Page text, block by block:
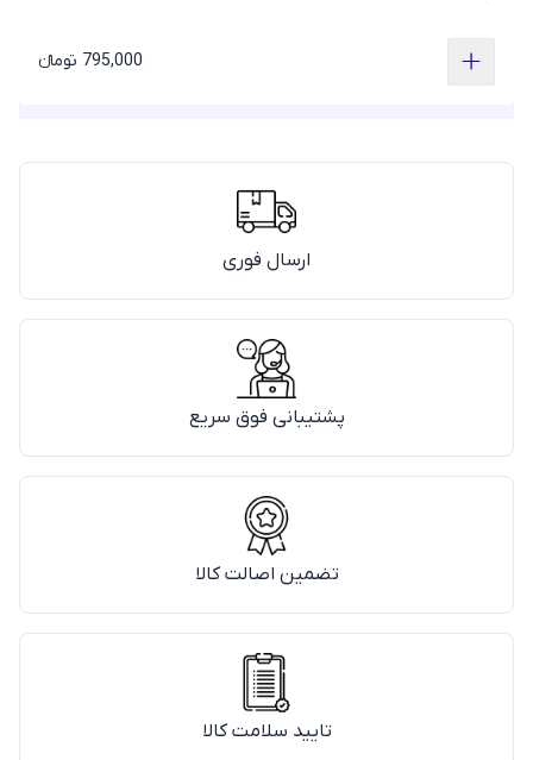
795,000 تومانء
ارسال فوری
پشتیبانی فوق سریع
تضمین اصالت کالا
تایید سلامت کالا